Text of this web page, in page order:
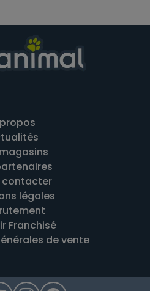
contacter
légales
Franchisé
de vente